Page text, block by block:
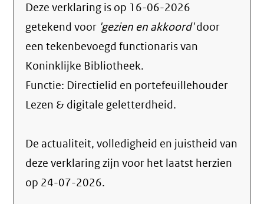
Deze verklaring is op 16-06-2026
getekend voor 'gezien en akkoord'door
een tekenbevoegd functionaris van
Koninklijke Bibliotheek.
Functie: Directielid en portefeuillehouder
Lezen & digitale geletterdheid.
De actualiteit, volledigheid en juistheid van
deze verklaring zijn voor het laatst herzien
op 24-07-2026.